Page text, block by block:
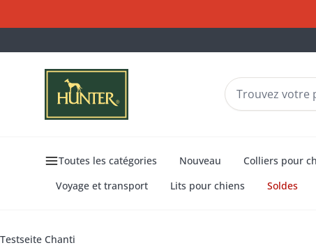
Toutes les catégories Nouveau Colliers pour
Voyage et transport
Lits pour chiens Soldes
Testseite Chanti